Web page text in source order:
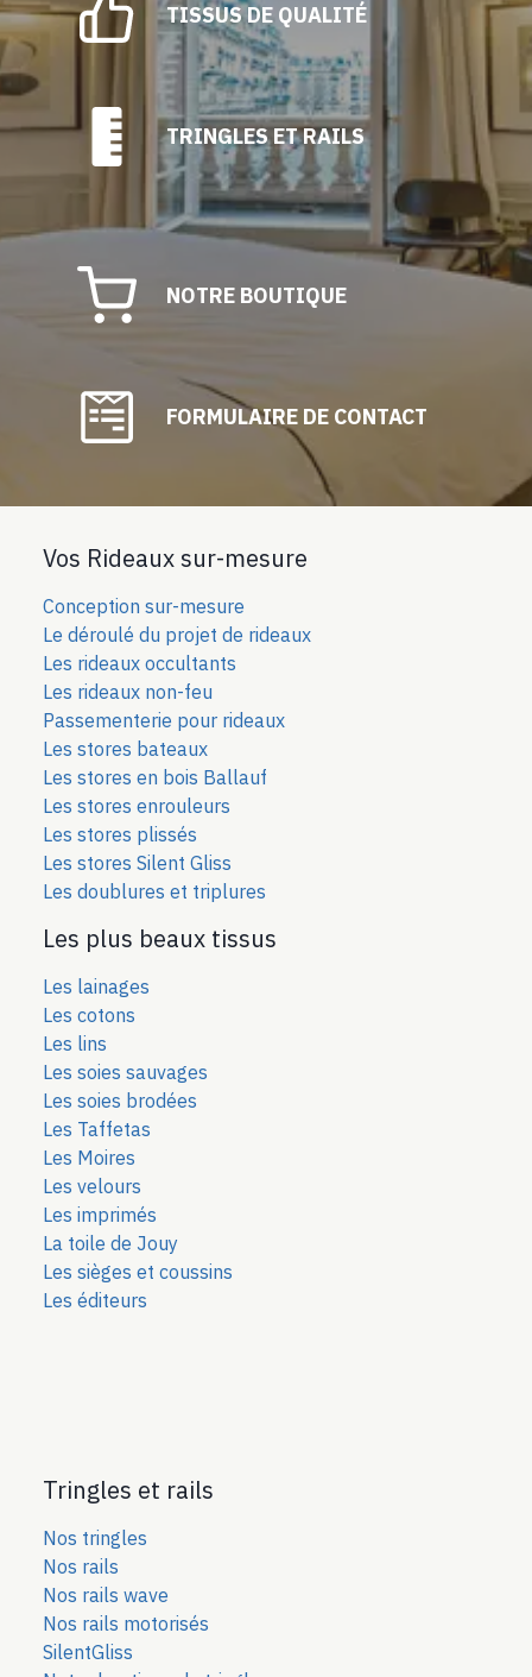
TISSUS DE QUALITÉ
TRINGLES ET RAILS
NOTRE BOUTIQUE
FORMULAIRE DE CONTACT
Vos Rideaux sur-mesure
Conception sur-mesure
Le déroulé du projet de rideaux
Les rideaux occultants
Les rideaux non-feu
Passementerie pour rideaux
Les stores bateaux
Les stores en bois Ballauf
Les stores enrouleurs
Les stores plissés
Les stores Silent Gliss
Les doublures et triplures
Les plus beaux tissus
Les lainages
Les cotons
Les lins
Les soies sauvages
Les soies brodées
Les Taffetas
Les Moires
Les velours
Les imprimés
La toile de Jouy
Les sièges et coussins
Les éditeurs
Tringles et rails
Nos tringles
Nos rails
Nos rails wave
Nos rails motorisés
SilentGliss